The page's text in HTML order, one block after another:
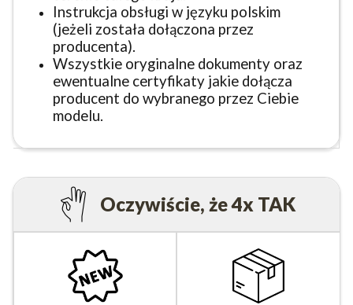
Instrukcja obsługi w języku polskim
(jeżeli została dołączona przez
producenta).
Wszystkie oryginalne dokumenty oraz
ewentualne certyfikaty jakie dołącza
producent do wybranego przez Ciebie
modelu.
Oczywiście, że 4x TAK